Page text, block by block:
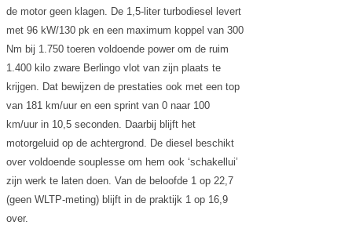
de motor geen klagen. De 1,5-liter turbodiesel levert
met 96 kW/130 pk en een maximum koppel van 300
Nm bij 1.750 toeren voldoende power om de ruim
1.400 kilo zware Berlingo vlot van zijn plaats te
krijgen. Dat bewijzen de prestaties ook met een top
van 181 km/uur en een sprint van 0 naar 100
km/uur in 10,5 seconden. Daarbij blijft het
motorgeluid op de achtergrond. De diesel beschikt
over voldoende souplesse om hem ook ‘schakellui’
zijn werk te laten doen. Van de beloofde 1 op 22,7
(geen WLTP-meting) blijft in de praktijk 1 op 16,9
over.